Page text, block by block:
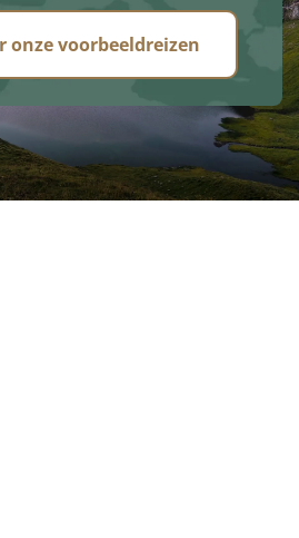
onze voorbeeldreizen